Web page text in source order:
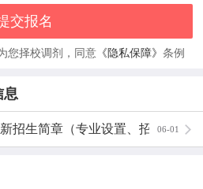
位实习，达到专业素质高，文化
、航空服务等专业。开设语文、
与口才、音乐、舞蹈、形体、旅
务、客房服务等十几门课程，确
底蕴厚，公关能力强，完全胜任
交报名
您择校调剂，同意 《隐私保障》 条例
息
招生简章（专业设置、招生条
06-01